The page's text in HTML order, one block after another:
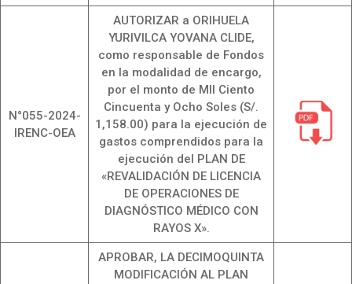
N°055-2024-
IRENC-OEA
AUTORIZAR a ORIHUELA
YURIVILCA YOVANA CLIDE,
como responsable de Fondos
en la modalidad de encargo,
por el monto de MIl Ciento
Cincuenta y Ocho Soles (S/.
1,158.00) para la ejecución de
gastos comprendidos para la
ejecución del PLAN DE
«REVALIDACIÓN DE LICENCIA
DE OPERACIONES DE
DIAGNÓSTICO MÉDICO CON
RAYOS X».
APROBAR, LA DECIMOQUINTA
MODIFICACIÓN AL PLAN